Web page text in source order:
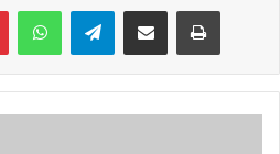
PinterestWhatsAppTelegramShare via Email Print